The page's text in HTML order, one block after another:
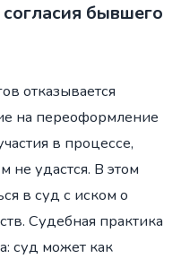
бывшего
отказывается
на переоформление
в процессе,
удастся. В этом
в суд с иском о
Судебная практика
суд может как